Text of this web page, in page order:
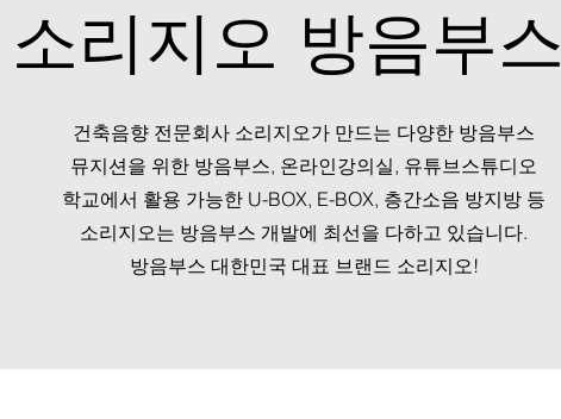
소리지오 방음부스
건축음향 전문회사 소리지오가 만드는 다양한 방음부스
뮤지션을 위한 방음부스, 온라인강의실, 유튜브스튜디오
학교에서 활용 가능한 U-BOX, E-BOX, 층간소음 방지방 등
소리지오는 방음부스 개발에 최선을 다하고 있습니다.
방음부스 대한민국 대표 브랜드 소리지오!